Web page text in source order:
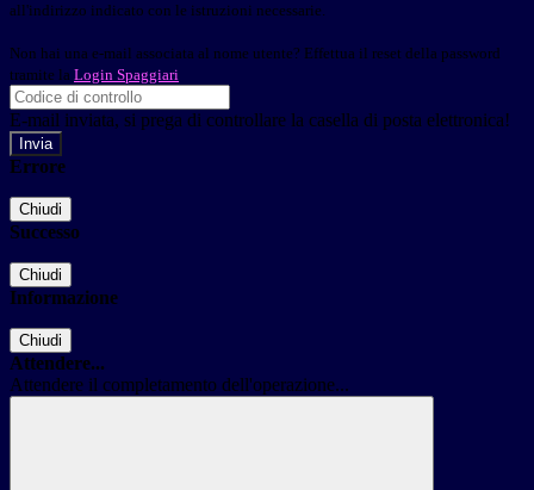
all'indirizzo indicato con le istruzioni necessarie.
Non hai una e-mail associata al nome utente? Effettua il reset della password
tramite la Login Spaggiari
E-mail inviata, si prega di controllare la casella di posta elettronica!
Errore
Chiudi
Successo
Chiudi
Informazione
Chiudi
Attendere...
Attendere il completamento dell'operazione...